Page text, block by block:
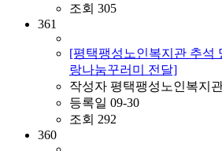
조회 305
361
[평택팽성노인복지관 추석
랑나눔꾸러미 전달]
작성자 평택팽성노인복지
등록일 09-30
조회 292
360